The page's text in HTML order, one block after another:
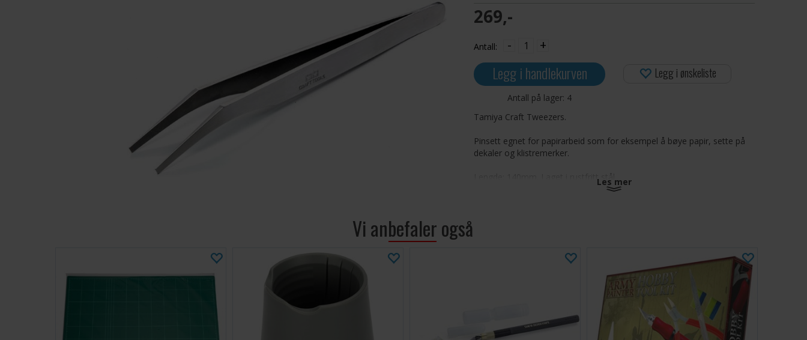
269,-
Antall: - +
Legg i handlekurven
Antall på lager: 4
Legg i ønskeliste
Tamiya Craft Tweezers.
Pinsett egnet for papirarbeid som for eksempel å bøye papir, sette på
dekaler og klistremerker.
Lengde: 140mm. Laget i rustfritt stål.Les mer
Vi anbefaler også